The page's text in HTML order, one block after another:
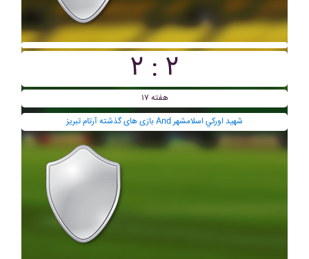
۲ : ۲
هفته ۱۷
بازی های گذشته آرتام تبريز And شهيد اورکي اسلامشهر